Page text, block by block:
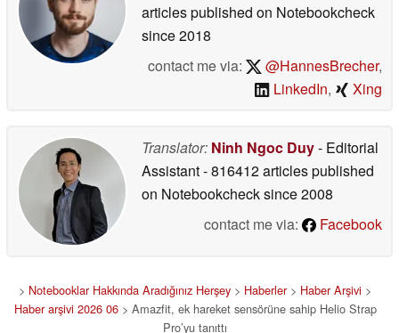
articles published on Notebookcheck
since 2018
contact me via:
@HannesBrecher,
LinkedIn, Xing
Translator: Ninh Ngoc Duy- Editorial
Assistant- 816412 articles published
on Notebookchecksince 2008
contact me via:
Facebook
> Notebooklar Hakkında Aradığınız Herşey > Haberler> Haber Arşivi >
Haber arşivi 2026 06> Amazfit, ek hareket sensörüne sahip Helio Strap
Pro’yu tanıttı